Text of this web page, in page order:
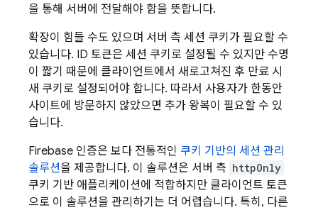
을 통해 서버에 전달해야 함을 뜻합니다.
확장이 힘들 수도 있으며 서버 측 세션 쿠키가 필요할 수
있습니다. ID 토큰은 세션 쿠키로 설정될 수 있지만 수명
이 짧기 때문에 클라이언트에서 새로고쳐진 후 만료 시
새 쿠키로 설정되어야 합니다. 따라서 사용자가 한동안
사이트에 방문하지 않았으면 추가 왕복이 필요할 수 있
습니다.
Firebase 인증은 보다 전통적인 쿠키 기반의 세션 관리
솔루션을 제공합니다. 이 솔루션은 서버 측 httpOnly
쿠키 기반 애플리케이션에 적합하지만 클라이언트 토큰
으로 이 솔루션을 관리하기는 더 어렵습니다. 특히, 다른